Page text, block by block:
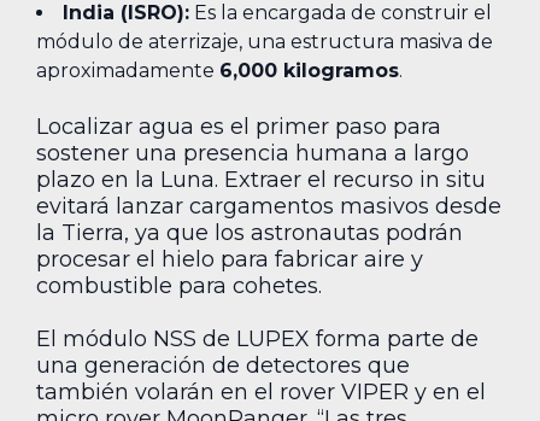
India (ISRO): Es la encargada de construir el
módulo de aterrizaje, una estructura masiva de
aproximadamente 6,000 kilogramos.
Localizar agua es el primer paso para
sostener una presencia humana a largo
plazo en la Luna. Extraer el recurso in situ
evitará lanzar cargamentos masivos desde
la Tierra, ya que los astronautas podrán
procesar el hielo para fabricar aire y
combustible para cohetes.
El módulo NSS de LUPEX forma parte de
una generación de detectores que
también volarán en el rover VIPER y en el